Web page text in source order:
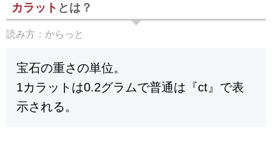
カラット とは？
読み方： からっと
宝石の重さの単位。
1カラットは0.2グラムで普通は『ct』で表
示される。